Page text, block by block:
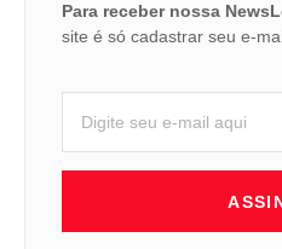
Para receber nossa
site é só cadastrar seu e-